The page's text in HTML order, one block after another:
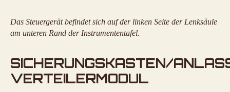
Das Steuergerät befindet sich auf der linken Seite der Lenksäule
am unteren Rand der Instrumententafel.
SICHERUNGSKASTEN/
VERTEILERMODUL